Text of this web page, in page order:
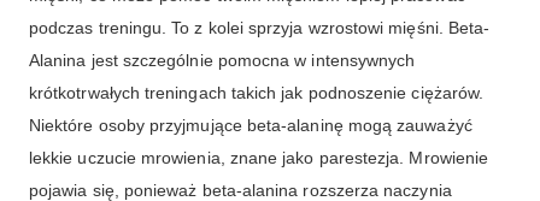
podczas treningu. To z kolei sprzyja wzrostowi mięśni. Beta-
Alanina jest szczególnie pomocna w intensywnych
krótkotrwałych treningach takich jak podnoszenie ciężarów.
Niektóre osoby przyjmujące beta-alaninę mogą zauważyć
lekkie uczucie mrowienia, znane jako parestezja. Mrowienie
pojawia się, ponieważ beta-alanina rozszerza naczynia